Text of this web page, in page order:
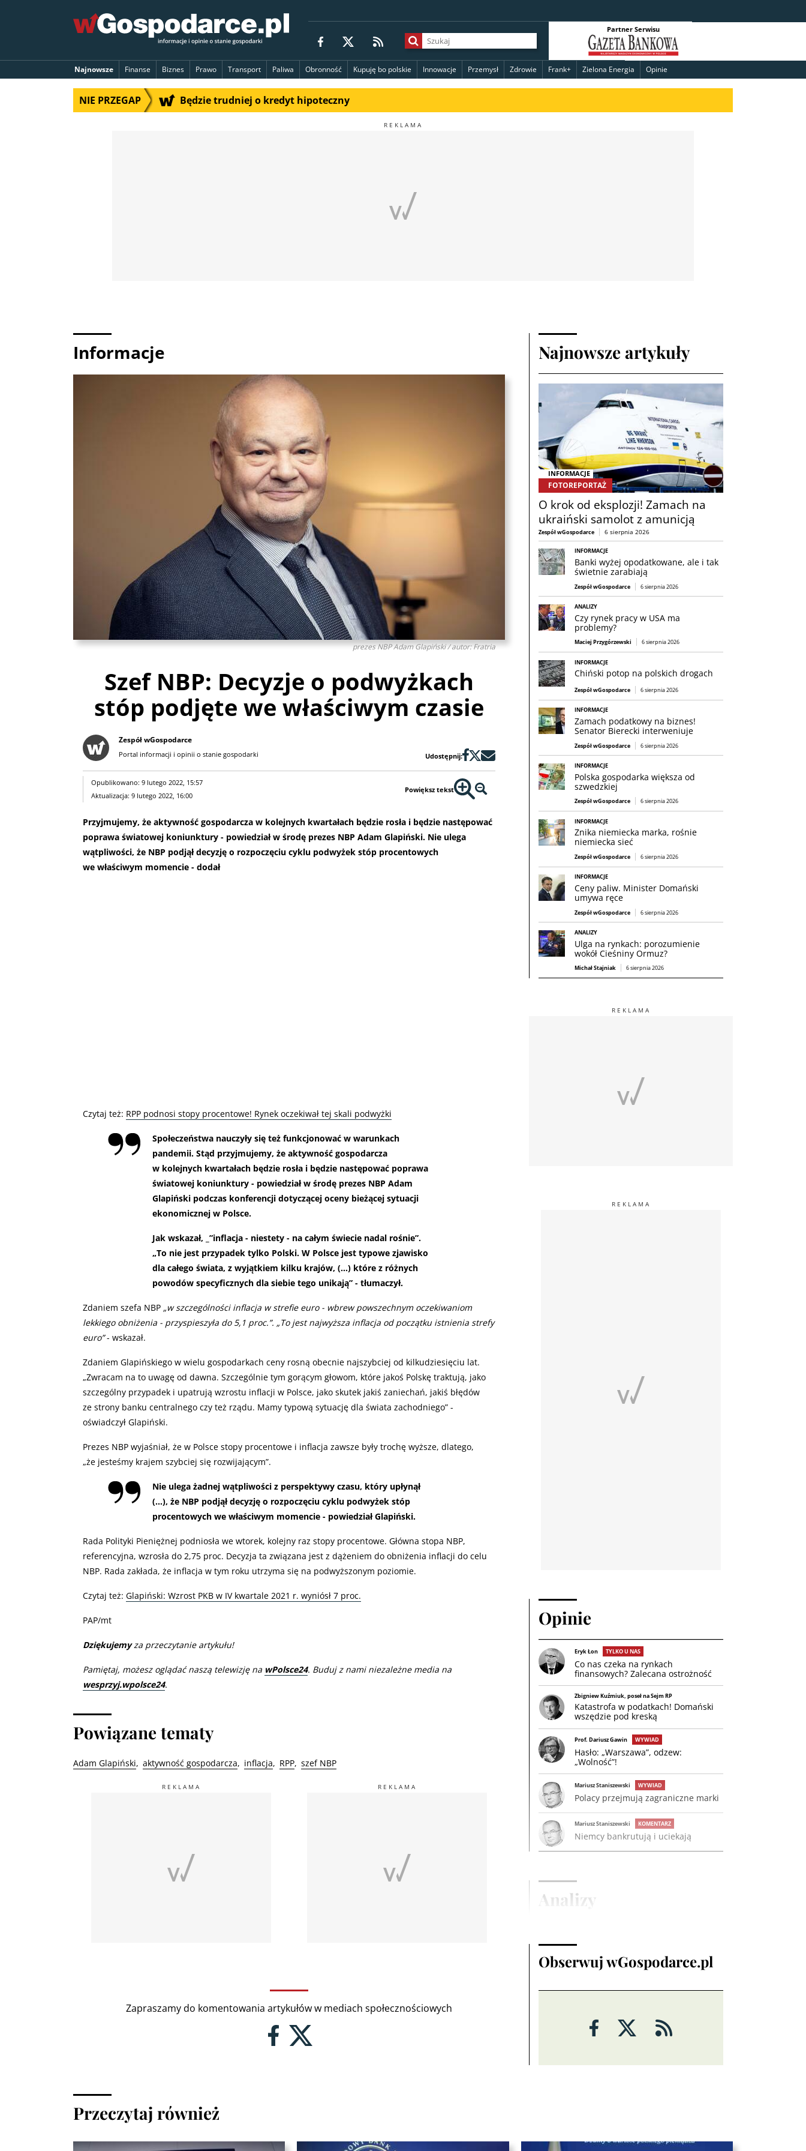
Partner Serwisu
Najnowsze Finanse Biznes Prawo Transport Paliwa Obronność Kupuję bo polskie Innowacje Przemysł Zdrowie Frank+ Zielona Energia Opinie
NIE PRZEGAP Będzie trudniej o kredyt hipoteczny
Informacje
prezes NBP Adam Glapiński / autor: Fratria
Szef NBP: Decyzje o podwyżkach
stóp podjęte we właściwym czasie
Zespół wGospodarce
Portal informacji i opinii o stanie gospodarki Udostępnij:
Opublikowano: 9 lutego 2022, 15:57
Aktualizacja: 9 lutego 2022, 16:00
Powiększ tekst
Przyjmujemy, że aktywność gospodarcza w kolejnych kwartałach będzie rosła i będzie następować
poprawa światowej koniunktury - powiedział w środę prezes NBP Adam Glapiński. Nie ulega
wątpliwości, że NBP podjął decyzję o rozpoczęciu cyklu podwyżek stóp procentowych
we właściwym momencie - dodał
Czytaj też: RPP podnosi stopy procentowe! Rynek oczekiwał tej skali podwyżki
Społeczeństwa nauczyły się też funkcjonować w warunkach
pandemii. Stąd przyjmujemy, że aktywność gospodarcza
w kolejnych kwartałach będzie rosła i będzie następować poprawa
światowej koniunktury - powiedział w środę prezes NBP Adam
Glapiński podczas konferencji dotyczącej oceny bieżącej sytuacji
ekonomicznej w Polsce.
Jak wskazał, _”inflacja - niestety - na całym świecie nadal rośnie”.
„To nie jest przypadek tylko Polski. W Polsce jest typowe zjawisko
dla całego świata, z wyjątkiem kilku krajów, (…) które z różnych
powodów specyficznych dla siebie tego unikają” - tłumaczył.
Zdaniem szefa NBP „w szczególności inflacja w strefie euro - wbrew powszechnym oczekiwaniom
lekkiego obniżenia - przyspieszyła do 5,1 proc.”. „To jest najwyższa inflacja od początku istnienia strefy
euro”- wskazał.
Zdaniem Glapińskiego w wielu gospodarkach ceny rosną obecnie najszybciej od kilkudziesięciu lat.
„Zwracam na to uwagę od dawna. Szczególnie tym gorącym głowom, które jakoś Polskę traktują, jako
szczególny przypadek i upatrują wzrostu inflacji w Polsce, jako skutek jakiś zaniechań, jakiś błędów
ze strony banku centralnego czy też rządu. Mamy typową sytuację dla świata zachodniego” -
oświadczył Glapiński.
Prezes NBP wyjaśniał, że w Polsce stopy procentowe i inflacja zawsze były trochę wyższe, dlatego,
„że jesteśmy krajem szybciej się rozwijającym”.
Nie ulega żadnej wątpliwości z perspektywy czasu, który upłynął
(…), że NBP podjął decyzję o rozpoczęciu cyklu podwyżek stóp
procentowych we właściwym momencie - powiedział Glapiński.
Rada Polityki Pieniężnej podniosła we wtorek, kolejny raz stopy procentowe. Główna stopa NBP,
referencyjna, wzrosła do 2,75 proc. Decyzja ta związana jest z dążeniem do obniżenia inflacji do celu
NBP. Rada zakłada, że inflacja w tym roku utrzyma się na podwyższonym poziomie.
Czytaj też: Glapiński: Wzrost PKB w IV kwartale 2021 r. wyniósł 7 proc.
PAP/mt
Dziękujemyza przeczytanie artykułu!
Pamiętaj, możesz oglądać naszą telewizję na wPolsce24. Buduj z nami niezależne media na
wesprzyj.wpolsce24.
Powiązane tematy
Adam Glapiński aktywność gospodarcza inflacja RPP szef NBP
Zapraszamy do komentowania artykułów w mediach społecznościowych
Najnowsze artykuły
INFORMACJE
FOTOREPORTAŻ
O krok od eksplozji! Zamach na
ukraiński samolot z amunicją
Zespół wGospodarce 6 sierpnia 2026
INFORMACJE
Banki wyżej opodatkowane, ale i tak
świetnie zarabiają
Zespół wGospodarce 6 sierpnia 2026
ANALIZY
Czy rynek pracy w USA ma
problemy?
Maciej Przygórzewski 6 sierpnia 2026
INFORMACJE
Chiński potop na polskich drogach
Zespół wGospodarce 6 sierpnia 2026
INFORMACJE
Zamach podatkowy na biznes!
Senator Bierecki interweniuje
Zespół wGospodarce 6 sierpnia 2026
INFORMACJE
Polska gospodarka większa od
szwedzkiej
Zespół wGospodarce 6 sierpnia 2026
INFORMACJE
Znika niemiecka marka, rośnie
niemiecka sieć
Zespół wGospodarce 6 sierpnia 2026
INFORMACJE
Ceny paliw. Minister Domański
umywa ręce
Zespół wGospodarce 6 sierpnia 2026
ANALIZY
Ulga na rynkach: porozumienie
wokół Cieśniny Ormuz?
Michał Stajniak 6 sierpnia 2026
Opinie
Eryk Łon TYLKO U NAS
Co nas czeka na rynkach
finansowych? Zalecana ostrożność
Zbigniew Kuźmiuk, poseł na Sejm RP
Katastrofa w podatkach! Domański
wszędzie pod kreską
Prof. Dariusz Gawin WYWIAD
Hasło: „Warszawa”, odzew:
„Wolność”!
Mariusz Staniszewski WYWIAD
Polacy przejmują zagraniczne marki
Mariusz Staniszewski KOMENTARZ
Niemcy bankrutują i uciekają
Analizy
problemy?
Obserwuj wGospodarce.pl
Przeczytaj również